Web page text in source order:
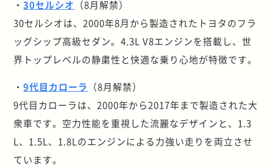
・30セルシオ （8月解禁）
30セルシオは、2000年8月から製造されたトヨタのフラ
ッグシップ高級セダン。4.3L V8エンジンを搭載し、世
界トップレベルの静粛性と快適な乗り心地が特徴です。
・9代目カローラ （8月解禁）
9代目カローラは、2000年から2017年まで製造された大
衆車です。空力性能を重視した流麗なデザインと、1.3
L、1.5L、1.8Lのエンジンによる力強い走りを両立させ
ています。